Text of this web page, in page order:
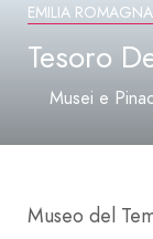
EMILIA ROMAGNA
Tesoro
Musei e
Museo del